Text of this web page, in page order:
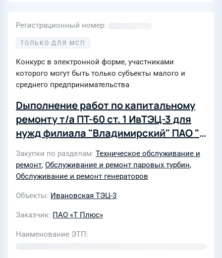
Регистрационный номер
ТОЛЬКО ДЛЯ МСП
Конкурс в электронной форме, участниками
которого могут быть только субъекты малого и
среднего предпринимательства
Dыполнение работ по капитальному
ремонту т/а ПТ-60 ст. 1 ИвТЭЦ-3 для
нужд филиала "Владимирский" ПАО "Т
Плюс"
Закупки по разделам Техническое обслуживание и
ремонт, Обслуживание и ремонт паровых турбин,
Обслуживание и ремонт генераторов
Объекты Ивановская ТЭЦ-3
Заказчик ПАО «Т Плюс»
Наименование ЭТП